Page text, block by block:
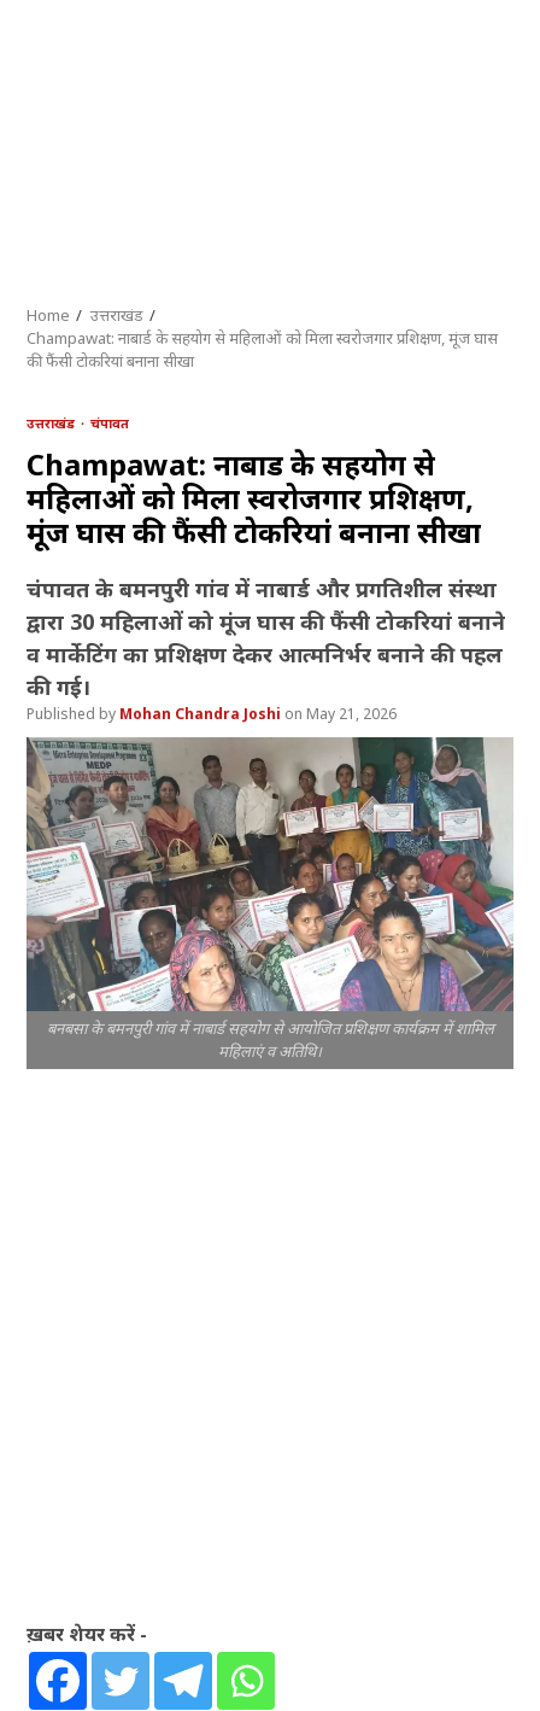
Home
उत्तराखंड
Champawat: नाबार्ड के सहयोग से महिलाओं को मिला स्वरोजगार प्रशिक्षण, मूंज घास
की फैंसी टोकरियां बनाना सीखा
उत्तराखंड चंपावत
Champawat: नाबार्ड के सहयोग से
महिलाओं को मिला स्वरोजगार प्रशिक्षण,
मूंज घास की फैंसी टोकरियां बनाना सीखा
चंपावत के बमनपुरी गांव में नाबार्ड और प्रगतिशील संस्था
द्वारा 30 महिलाओं को मूंज घास की फैंसी टोकरियां बनाने
व मार्केटिंग का प्रशिक्षण देकर आत्मनिर्भर बनाने की पहल
की गई।
Mohan Chandra Joshi May 21, 2026
बनबसा के बमनपुरी गांव में नाबार्ड सहयोग से आयोजित प्रशिक्षण कार्यक्रम में शामिल
महिलाएं व अतिथि।
ख़बर शेयर करें -